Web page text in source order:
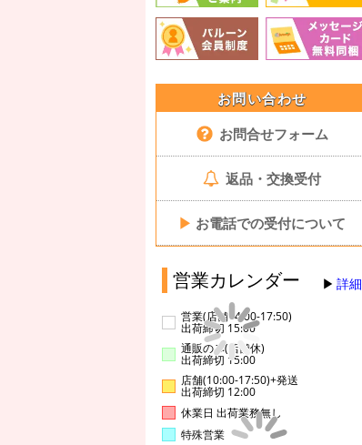
お問い合わせ
お問合せフォーム
返品・交換受付
▶ お電話での受付について
営業カレンダー 詳細
営業(店舗14:00-17:50)
出荷締切 15:00
通販のみ(店舗休)
出荷締切 15:00
店舗(10:00-17:50)+発送
出荷締切 12:00
休業日 出荷業務無し
特殊営業